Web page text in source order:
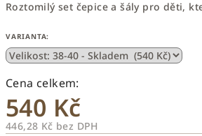
Roztomilý set čepice a šály pro děti,
VARIANTA:
540 Kč
446,28 Kč bez DPH